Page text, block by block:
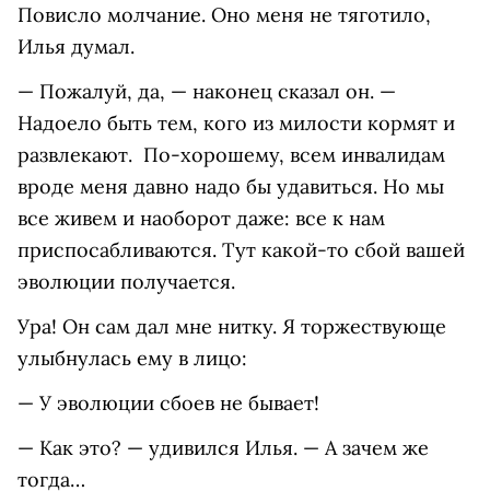
Повисло молчание. Оно меня не тяготило,
Илья думал.
— Пожалуй, да, — наконец сказал он. —
Надоело быть тем, кого из милости кормят и
развлекают. По-хорошему, всем инвалидам
вроде меня давно надо бы удавиться. Но мы
все живем и наоборот даже: все к нам
приспосабливаются. Тут какой-то сбой вашей
эволюции получается.
Ура! Он сам дал мне нитку. Я торжествующе
улыбнулась ему в лицо:
— У эволюции сбоев не бывает!
— Как это? — удивился Илья. — А зачем же
тогда…